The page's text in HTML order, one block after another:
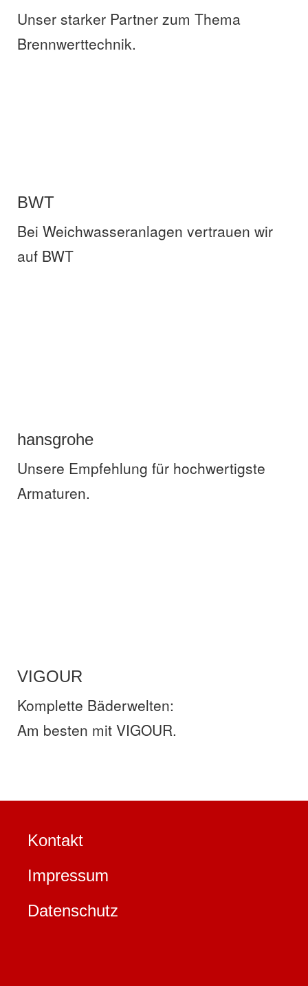
Unser starker Partner zum Thema
Brennwerttechnik.
BWT
Bei Weichwasseranlagen vertrauen wir
auf BWT
hansgrohe
Unsere Empfehlung für hochwertigste
Armaturen.
VIGOUR
Komplette Bäderwelten:
Am besten mit VIGOUR.
Kontakt
Impressum
Datenschutz